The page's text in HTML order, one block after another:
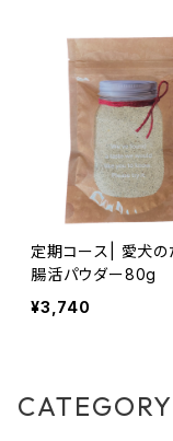
定期コース| 愛犬の
腸活パウダー80g
¥3,740
CATEGORY